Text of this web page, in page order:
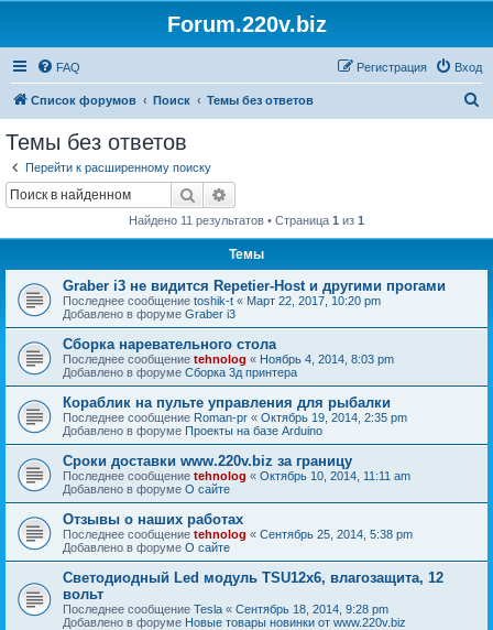
Forum.220v.biz
FAQ Вход
Регистрация
Список форумов Поиск Темы без ответов
Темы без ответов
Перейти к расширенному поиску
Поиск
Найдено 11 результатов • Страница 1 из 1
Темы
Graber i3 не видится Repetier-Host и другими прогами
Последнее сообщение toshik-t « Март 22, 2017, 10:20 pm
Добавлено в форуме Graber i3
Сборка наревательного стола
Последнее сообщение tehnolog « Ноябрь 4, 2014, 8:03 pm
Добавлено в форуме Сборка 3д принтера
Кораблик на пульте управления для рыбалки
Последнее сообщение Roman-pr « Октябрь 19, 2014, 2:35 pm
Добавлено в форуме Проекты на базе Arduino
Сроки доставки www.220v.biz за границу
Последнее сообщение tehnolog « Октябрь 10, 2014, 11:11 am
Добавлено в форуме О сайте
Отзывы о наших работах
Последнее сообщение tehnolog « Сентябрь 25, 2014, 5:38 pm
Добавлено в форуме О сайте
Светодиодный Led модуль TSU12х6, влагозащита, 12
вольт
Последнее сообщение Tesla « Сентябрь 18, 2014, 9:28 pm
Добавлено в форуме Новые товары новинки от www.220v.biz